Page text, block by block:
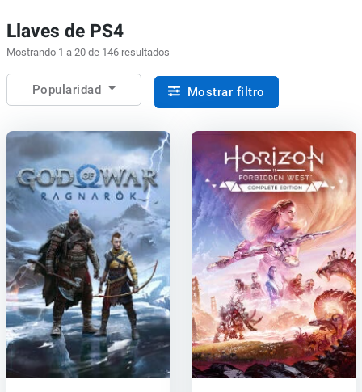
Llaves de PS4
Mostrando 1 a 20 de 146 resultados
Popularidad Mostrar filtro